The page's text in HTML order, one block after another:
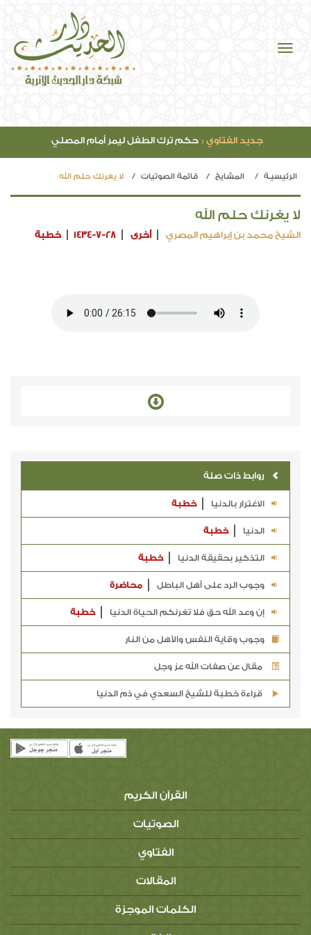
جديد الفتاوي : حكم ترك الطفل ليمر أمام المصلي
الرئيسيـة المشايخ قائمة الصوتيات لا يغرنك حلم الله
لا يغرنك حلم الله
الشيخ محمد بن إبراهيم المصري أخرى 1434-7-28 خطبة
روابط ذات صلة
الاغترار بالدنيا خطبة
الدنيا خطبة
التذكير بحقيقة الدنيا خطبة
وجوب الرد على أهل الباطل محاضرة
إن وعد الله حق فلا تغرنكم الحياة الدنيا خطبة
وجوب وقاية النفس والأهل من النار
مقال عن صفات الله عز وجل
قراءة خطبة للشيخ السعدي في ذم الدنيا
القرآن الكريم
الصوتيات
الفتاوي
المقالات
الكلمات الموجزة